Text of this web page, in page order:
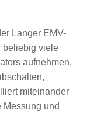
Langer EMV-
beliebig viele
aufnehmen,
miteinander
Messung und